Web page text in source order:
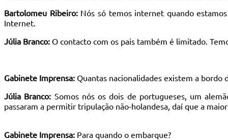
Bartolomeu Ribeiro:Nós só temos internet quando
Internet.
Júlia Branco: O contacto com os pais também é limitado.
Gabinete Imprensa: Quantas nacionalidades existem a bordo
Júlia Branco: Somos nós os dois de portugueses, um
passaram a permitir tripulação não-holandesa, daí que a
Gabinete Imprensa: Para quando o embarque?